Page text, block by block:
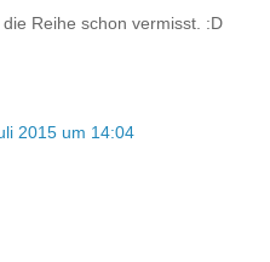
Reihe schon vermisst. :D
2015 um 14:04